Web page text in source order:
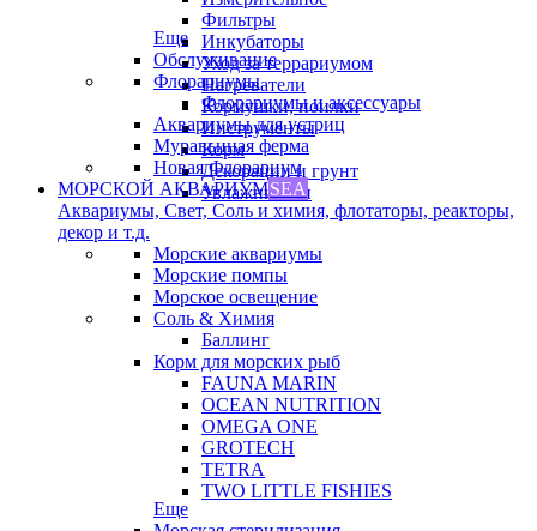
Фильтры
Инкубаторы
Уход за террариумом
Нагреватели
Кормушки, поилки
Инструменты
Корм
Декорации и грунт
Увлажнители
Еще
Обслуживание
Флорариумы
Флорариумы и аксессуары
Аквариумы для устриц
Муравьиная ферма
Новая Флорариум
МОРСКОЙ АКВАРИУМSEA
Аквариумы, Свет, Соль и химия, флотаторы, реакторы,
декор и т.д.
Морские аквариумы
Морские помпы
Морское освещение
Соль & Химия
Баллинг
Корм для морских рыб
FAUNA MARIN
OCEAN NUTRITION
OMEGA ONE
GROTECH
TETRA
TWO LITTLE FISHIES
Еще